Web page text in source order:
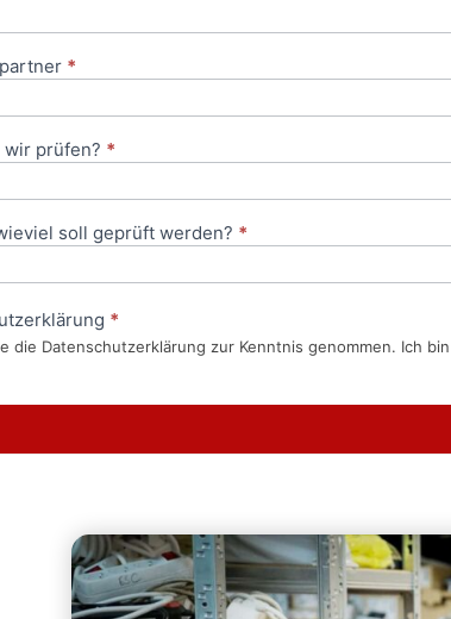
*
wir prüfen? *
soll geprüft werden? *
*
die Datenschutzerklärung zur Kenntnis genommen. Ich